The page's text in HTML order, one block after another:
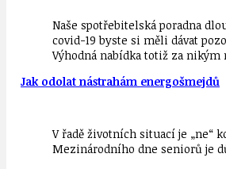
Naše spotřebitelská poradna
covid-19 byste si měli dávat
Výhodná nabídka totiž za
Jak odolat nástrahám energošmejdů
V řadě životních situací je
Mezinárodního dne seniorů je